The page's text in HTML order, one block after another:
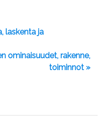
laskenta ja
ominaisuudet, rakenne,
toiminnot »